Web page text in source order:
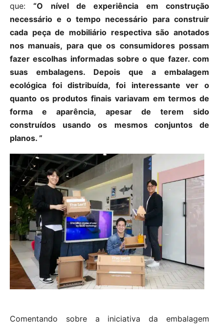
que:“O nível de experiência em construção
necessário e o tempo necessário para construir
cada peça de mobiliário respectiva são anotados
nos manuais, para que os consumidores possam
fazer escolhas informadas sobre o que fazer. com
suas embalagens. Depois que a embalagem
ecológica foi distribuída, foi interessante ver o
quanto os produtos finais variavam em termos de
forma e aparência, apesar de terem sido
construídos usando os mesmos conjuntos de
planos. ”
Comentando sobre a iniciativa da embalagem